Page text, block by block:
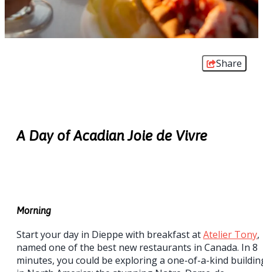
Share
A Day of Acadian Joie de Vivre
Morning
Start your day in Dieppe with breakfast atAtelier Tony,
named one of the best new restaurants in Canada. In 8
minutes, you could be exploring a one-of-a-kind